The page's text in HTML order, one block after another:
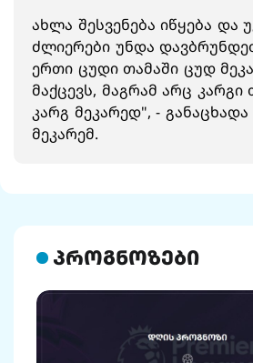
ახლა შესვენება იწყება და
ძლიერები უნდა
ერთი ცუდი თამაში ცუდ
მაქცევს, მაგრამ არც კარგი
კარგ მეკარედ", -
მეკარემ.
პროგნოზები